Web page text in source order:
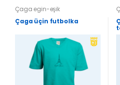
Çaga egin-eşik
Çaga üçin futbolka